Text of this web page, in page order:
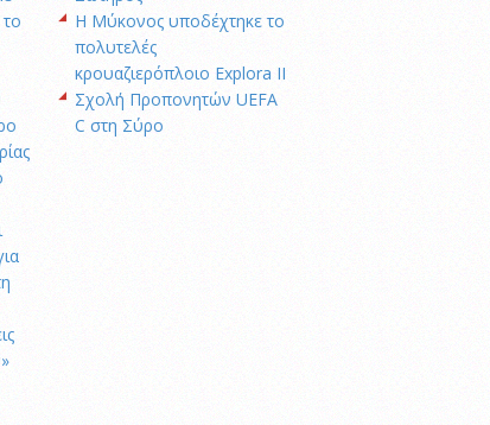
Η Μύκονος υποδέχτηκε το
πολυτελές
κρουαζιερόπλοιο Explora II
Σχολή Προπονητών UEFA
C στη Σύρο